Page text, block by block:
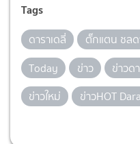
Tags
ดาราเดลี่ ตั๊กแตน ชลด
Today
ข่าว ข่าวด
ข่าวใหม่
ข่าวHOT